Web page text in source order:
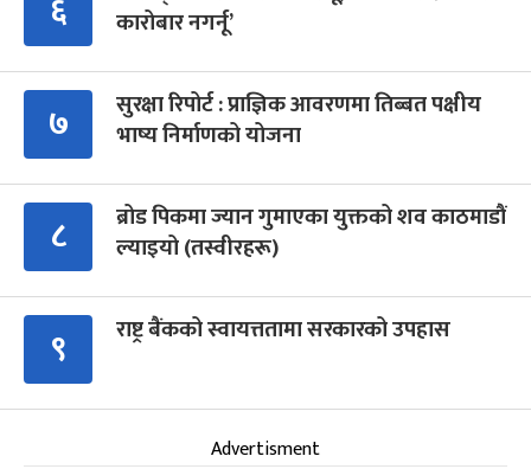
कारोबार नगर्नू’
७
सुरक्षा रिपोर्ट : प्राज्ञिक आवरणमा तिब्बत पक्षीय
भाष्य निर्माणको योजना
८
ब्रोड पिकमा ज्यान गुमाएका युक्तको शव काठमाडौं
ल्याइयो (तस्वीरहरू)
९ राष्ट्र बैंकको स्वायत्ततामा सरकारको उपहास
Advertisment